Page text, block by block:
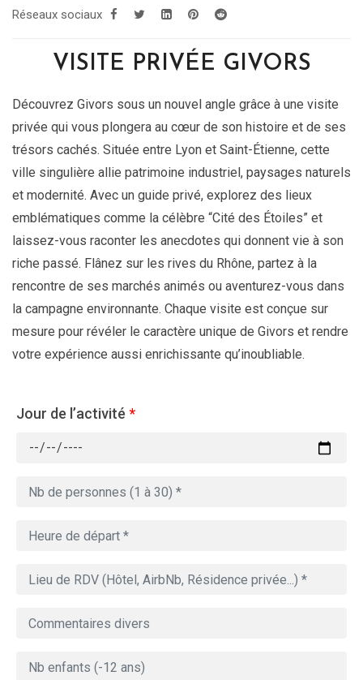
Réseaux sociaux
VISITE PRIVÉE GIVORS
Découvrez Givors sous un nouvel angle grâce à une visite
privée qui vous plongera au cœur de son histoire et de ses
trésors cachés. Située entre Lyon et Saint-Étienne, cette
ville singulière allie patrimoine industriel, paysages naturels
et modernité. Avec un guide privé, explorez des lieux
emblématiques comme la célèbre “Cité des Étoiles” et
laissez-vous raconter les anecdotes qui donnent vie à son
riche passé. Flânez sur les rives du Rhône, partez à la
rencontre de ses marchés animés ou aventurez-vous dans
la campagne environnante. Chaque visite est conçue sur
mesure pour révéler le caractère unique de Givors et rendre
votre expérience aussi enrichissante qu’inoubliable.
Jour de l’activité *